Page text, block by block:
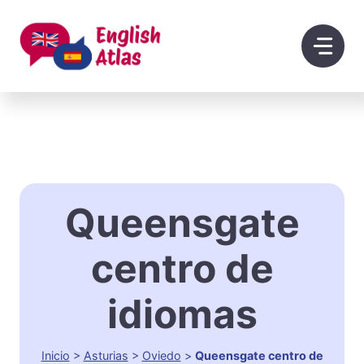
contenido
Queensgate
centro de
idiomas
Inicio > Asturias > Oviedo > Queensgate centro de